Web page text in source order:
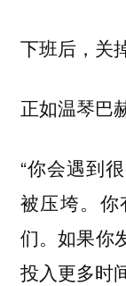
下班后，关
正如温琴巴
“你会遇到
被压垮。
们。如果你
投入更多时